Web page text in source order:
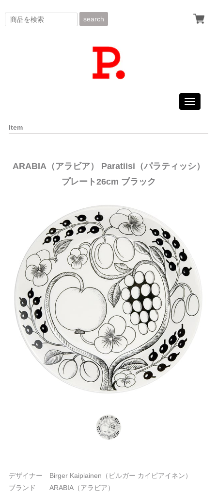
search
Toggle
Item
ARABIA（アラビア） Paratiisi（パラティッシ）
プレート26cm ブラック
デザイナー Birger Kaipiainen（ビルガー カイピアイネン）
ブランド ARABIA（アラビア）